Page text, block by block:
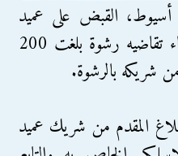
القبض على عميد
شرطة في المنطقة المركزية، أثناء تقاضيه رشوة بلغت 200
شريكه بالرشوة.
المقدم من شريك عميد